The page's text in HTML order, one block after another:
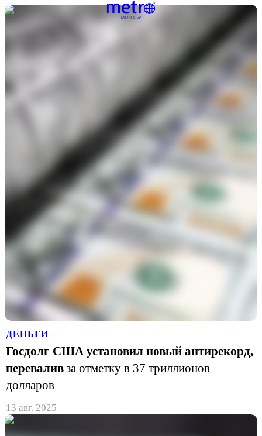
ДЕНЬГИ
Госдолг США установил новый антирекорд,
переваливза отметку в 37 триллионов
долларов
13 авг. 2025